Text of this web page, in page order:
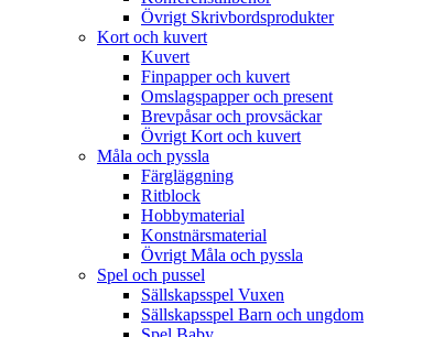
Övrigt Skrivbordsprodukter
Kort och kuvert
Kuvert
Finpapper och kuvert
Omslagspapper och present
Brevpåsar och provsäckar
Övrigt Kort och kuvert
Måla och pyssla
Färgläggning
Ritblock
Hobbymaterial
Konstnärsmaterial
Övrigt Måla och pyssla
Spel och pussel
Sällskapsspel Vuxen
Sällskapsspel Barn och ungdom